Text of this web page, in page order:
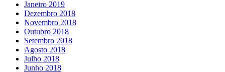
Janeiro 2019
Dezembro 2018
Novembro 2018
Outubro 2018
Setembro 2018
Agosto 2018
Julho 2018
Junho 2018